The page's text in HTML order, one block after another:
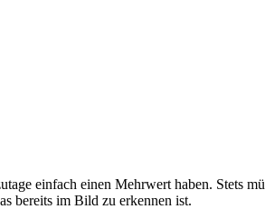
einfach einen Mehrwert haben. Stets
bereits im Bild zu erkennen ist.